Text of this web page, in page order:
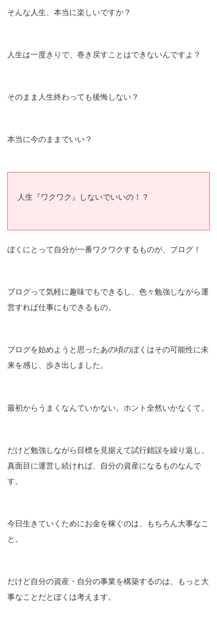
そんな人生、本当に楽しいですか？
人生は一度きりで、巻き戻すことはできないんですよ？
そのまま人生終わっても後悔しない？
本当に今のままでいい？
人生『ワクワク』しないでいいの！？
ぼくにとって自分が一番ワクワクするものが、ブログ！
ブログって気軽に趣味でもできるし、色々勉強しながら運
営すれば仕事にもできるもの。
ブログを始めようと思ったあの頃のぼくはその可能性に未
来を感じ、歩き出しました。
最初からうまくなんていかない。ホント全然いかなくて。
だけど勉強しながら目標を見据えて試行錯誤を繰り返し、
真面目に運営し続ければ、自分の資産になるものなんで
す。
今日生きていくためにお金を稼ぐのは、もちろん大事なこ
と。
だけど自分の資産・自分の事業を構築するのは、もっと大
事なことだとぼくは考えます。